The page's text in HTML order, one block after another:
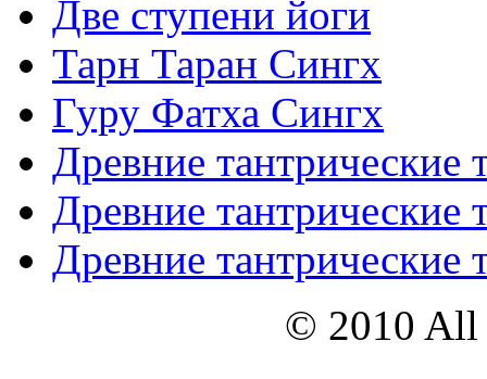
Две ступени йоги
Тарн Таран Сингх
Гуру Фатха Сингх
Древние тантрические
Древние тантрические
Древние тантрические
© 2010 All